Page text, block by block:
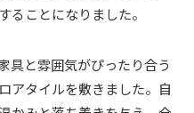
ることになりました。
具と雰囲気がぴったり合う
アタイルを敷きました。自